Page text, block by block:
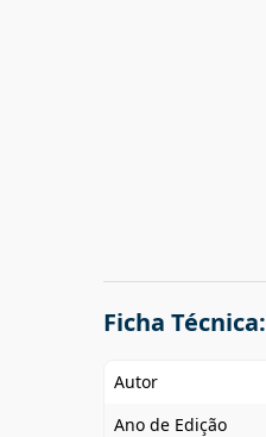
Ficha Técnica:
Autor
Ano de Edição